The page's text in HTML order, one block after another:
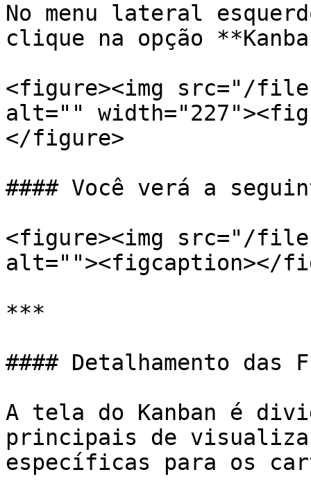
No menu lateral
clique na opção
<figure><img src="/
alt=""
</figure>
#### Você verá a
<figure><img src="/files/
alt=""><figcaption></
***
#### Detalhamento das
A tela do Kanban é
principais de
específicas para os